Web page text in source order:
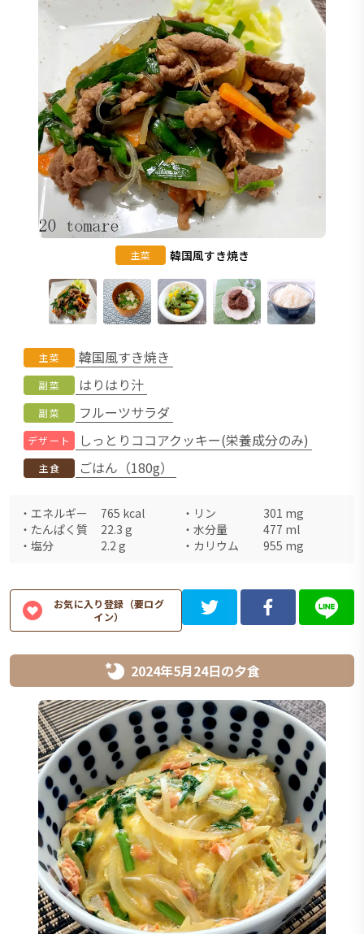
主菜 韓国風すき焼き
主菜 韓国風すき焼き
副菜 はりはり汁
副菜 フルーツサラダ
デザート しっとりココアクッキー(栄養成分のみ)
主食 ごはん（180g）
・ エネルギー 765 kcal ・ リン 301 mg
・ たんぱく質 22.3 g ・ 水分量 477 ml
・ 塩分 2.2 g ・ カリウム 955 mg
お気に入り登録（要ログ
イン）
2024年5月24日の夕食